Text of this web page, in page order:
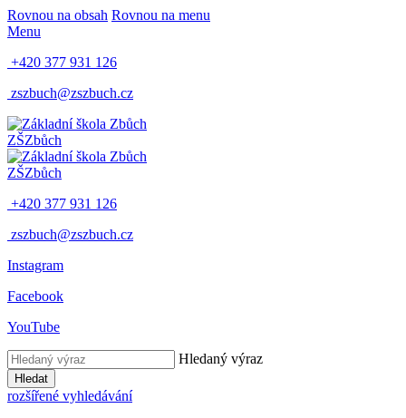
Rovnou na obsah Rovnou na menu
Menu
+420 377 931 126
zszbuch@zszbuch.cz
ZŠZbůch
ZŠZbůch
+420 377 931 126
zszbuch@zszbuch.cz
Instagram
Facebook
YouTube
Hledaný výraz
Hledat
rozšířené vyhledávání